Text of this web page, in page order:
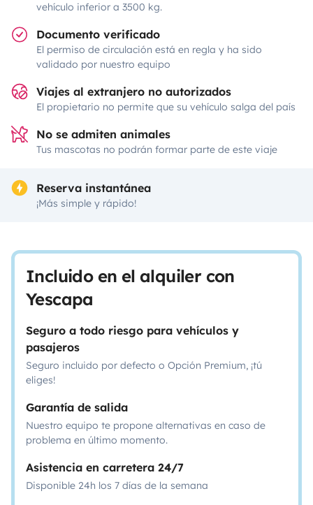
vehículo inferior a 3500 kg.
Documento verificado
El permiso de circulación está en regla y ha sido
validado por nuestro equipo
Viajes al extranjero no autorizados
El propietario no permite que su vehículo salga del país
No se admiten animales
Tus mascotas no podrán formar parte de este viaje
Reserva instantánea
¡Más simple y rápido!
Incluido en el alquiler con
Yescapa
Seguro a todo riesgo para vehículos y
pasajeros
Seguro incluido por defecto o Opción Premium, ¡tú
eliges!
Garantía de salida
Nuestro equipo te propone alternativas en caso de
problema en último momento.
Asistencia en carretera 24/7
Disponible 24h los 7 días de la semana